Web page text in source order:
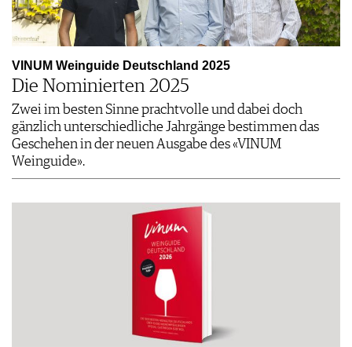
VINUM Weinguide Deutschland 2025
Die Nominierten 2025
Zwei im besten Sinne prachtvolle und dabei doch
gänzlich unterschiedliche Jahrgänge bestimmen das
Geschehen in der neuen Ausgabe des «VINUM
Weinguide».